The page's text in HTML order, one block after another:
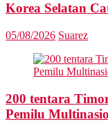
Korea Selatan
05/08/2026 Suarez
200 tentara
Pemilu